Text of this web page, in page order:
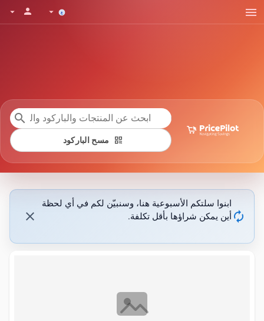
menu
arrow_drop_down
person
arrow_drop_down
search
qr_code مسح الباركود
autorenew
ابنوا سلتكم الأسبوعية هنا، وسنبيّن لكم في أي لحظة
أين يمكن شراؤها بأقل تكلفة.
close